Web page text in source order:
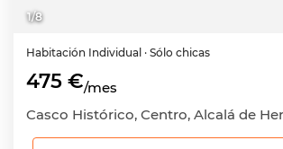
1/8
Habitación Individual · Sólo chicas
475 €/mes
Casco Histórico, Centro, Alcalá de